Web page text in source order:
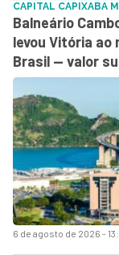
6 de agosto de 2026 -
CAPITAL CAPIXABA
Balneário
levou Vitória
Brasil — valor